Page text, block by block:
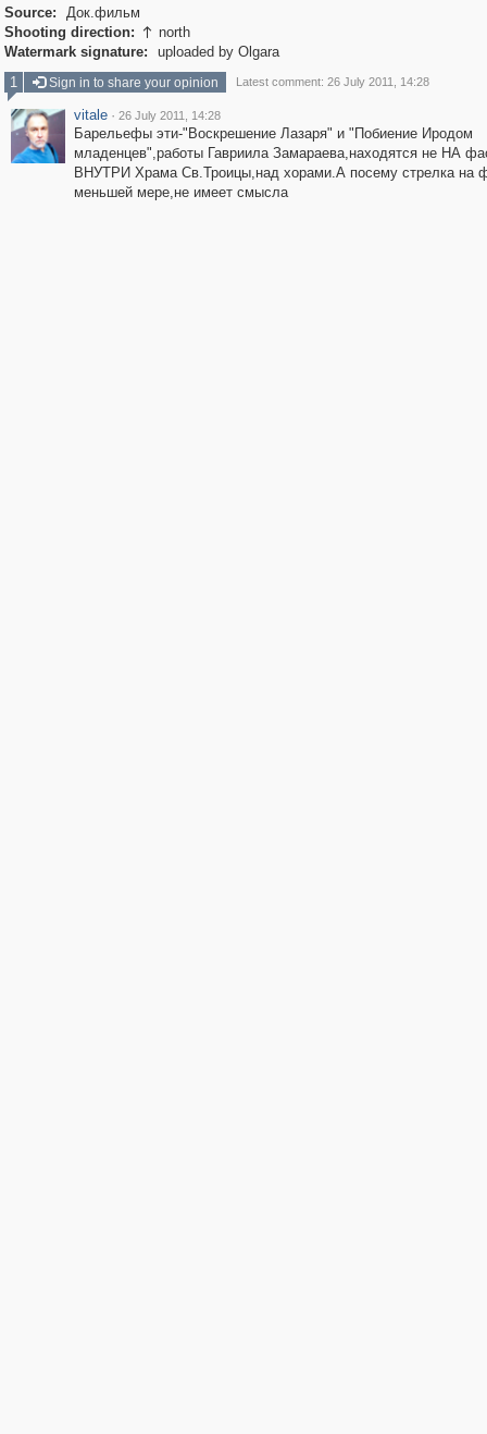
Source:
Док.фильм
Shooting direction:  north
Watermark signature:
uploaded by Olgara
1
Sign in to share your opinion Latest comment: 26 July 2011, 14:28
vitale · 26 July 2011, 14:28
Барельефы эти-"Воскрешение Лазаря" и "Побиение Иродом
младенцев",работы Гавриила Замараева,находятся не НА
ВНУТРИ Храма Св.Троицы,над хорами.А посему стрелка на
меньшей мере,не имеет смысла